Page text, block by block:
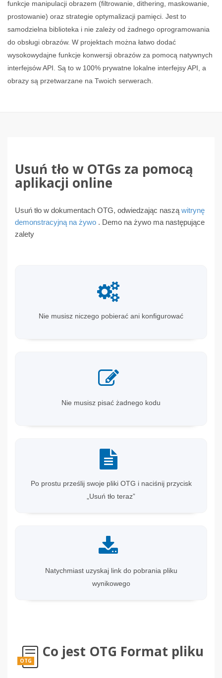
funkcje manipulacji obrazem (filtrowanie, dithering, maskowanie,
prostowanie) oraz strategie optymalizacji pamięci. Jest to
samodzielna biblioteka i nie zależy od żadnego oprogramowania
do obsługi obrazów. W projektach można łatwo dodać
wysokowydajne funkcje konwersji obrazów za pomocą natywnych
interfejsów API. Są to w 100% prywatne lokalne interfejsy API, a
obrazy są przetwarzane na Twoich serwerach.
Usuń tło w OTGs za pomocą
aplikacji online
Usuń tło w dokumentach OTG, odwiedzając naszą witrynę
demonstracyjną na żywo . Demo na żywo ma następujące
zalety
Nie musisz niczego pobierać ani konfigurować
Nie musisz pisać żadnego kodu
Po prostu prześlij swoje pliki OTG i naciśnij przycisk
„Usuń tło teraz”
Natychmiast uzyskaj link do pobrania pliku
wynikowego
OTG
Co jest OTG Format pliku